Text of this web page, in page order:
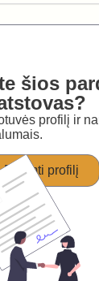
šios
profilį ir
Perimti profilį